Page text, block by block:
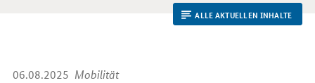
ALLE AKTUELLEN INHALTE
06.08.2025 Mobilität